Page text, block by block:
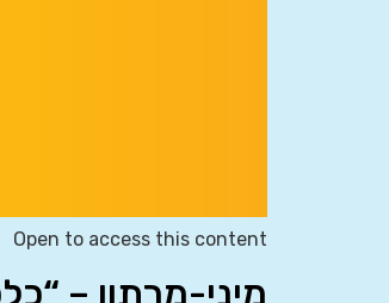
Open to access this content
מיני-מרתון –